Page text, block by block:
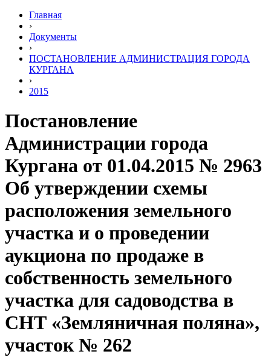
Главная
›
Документы
›
ПОСТАНОВЛЕНИЕ АДМИНИСТРАЦИЯ ГОРОДА
КУРГАНА
›
2015
Постановление
Администрации города
Кургана от 01.04.2015 № 2963
Об утверждении схемы
расположения земельного
участка и о проведении
аукциона по продаже в
собственность земельного
участка для садоводства в
СНТ «Земляничная поляна»,
участок № 262